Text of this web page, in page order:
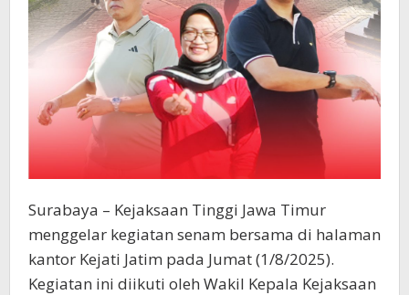
Surabaya – Kejaksaan Tinggi Jawa Timur
menggelar kegiatan senam bersama di halaman
kantor Kejati Jatim pada Jumat (1/8/2025).
Kegiatan ini diikuti oleh Wakil Kepala Kejaksaan